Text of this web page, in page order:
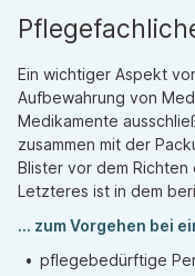
Ein wichtiger Aspekt
Aufbewahrung von
Medikamente
zusammen mit der
Blister vor dem
Letzteres ist in dem
... zum Vorgehen bei
pflegebedürftige